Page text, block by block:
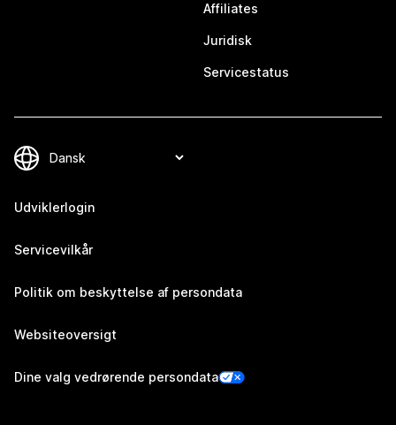
Affiliates
Juridisk
Servicestatus
Udviklerlogin
Servicevilkår
Politik om beskyttelse af persondata
Websiteoversigt
Dine valg vedrørende persondata